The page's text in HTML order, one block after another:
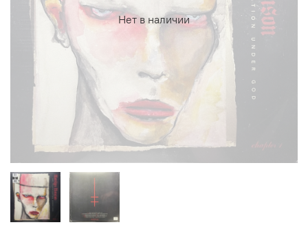
Нет в наличии